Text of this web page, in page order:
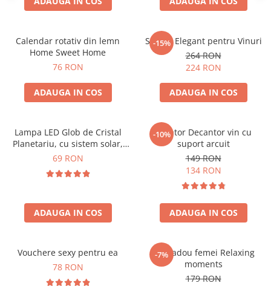
Calendar rotativ din lemn
Home Sweet Home
76 RON
ADAUGA IN COS
-15%
Suport Elegant pentru Vinuri
264 RON
224 RON
ADAUGA IN COS
Lampa LED Glob de Cristal
Planetariu, cu sistem solar,
cadou captivant
69 RON
ADAUGA IN COS
-10%
Aerator Decantor vin cu
suport arcuit
149 RON
134 RON
ADAUGA IN COS
Vouchere sexy pentru ea
78 RON
-7%
Set cadou femei Relaxing
moments
179 RON